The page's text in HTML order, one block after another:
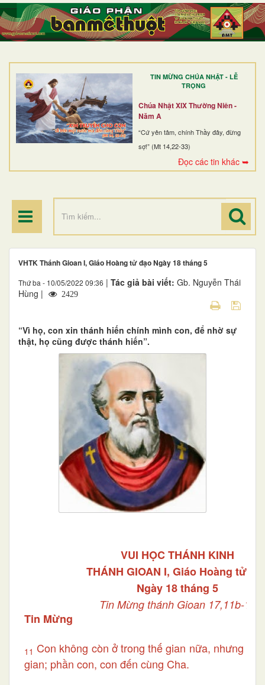
TIN MỪNG CHÚA NHẬT - LỄ
TRỌNG
Chúa Nhật XIX Thường Niên -
Năm A
“Cứ yên tâm, chính Thầy đây, đừng
sợ!” (Mt 14,22-33)
Đọc các tin khác ➥
TRANG NHẤT
GIỚI THIỆU
DÒNG TU
BAN MỤC VỤ
ĐOÀN THỂ CG
ĐIỂM HÀNH HƯƠNG
VHTK Thánh Gioan I, Giáo Hoàng tử đạo Ngày 18 tháng 5
Thứ ba - 10/05/2022 09:36 | Tác giả bài viết: Gb. Nguyễn Thái
Hùng |
2429
“Vì họ, con xin thánh hiến chính mình con, để nhờ sự
thật, họ cũng được thánh hiến”.
VUI HỌC THÁNH KINH
THÁNH GIOAN I, Giáo Hoàng tử
Ngày 18 tháng 5
Tin Mừng thánh Gioan 17,11b-19
Tin Mừng
11 Con không còn ở trong thế gian nữa, nhưng
gian; phần con, con đến cùng Cha.